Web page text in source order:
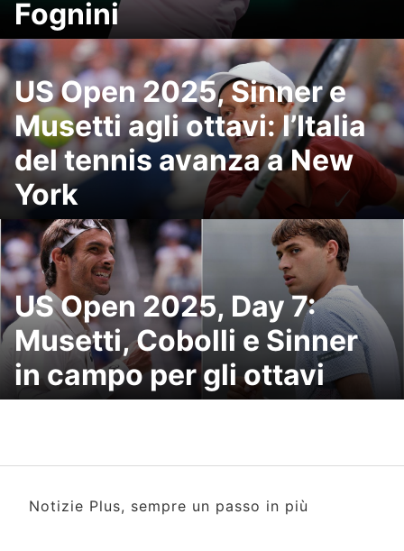
Fognini
US Open 2025, Sinner e
Musetti agli ottavi: l’Italia
del tennis avanza a New
York
US Open 2025, Day 7:
Musetti, Cobolli e Sinner
in campo per gli ottavi
Notizie Plus, sempre un passo in più